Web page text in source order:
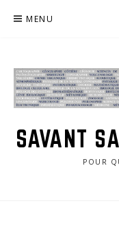
MENU
SAVANT
POUR